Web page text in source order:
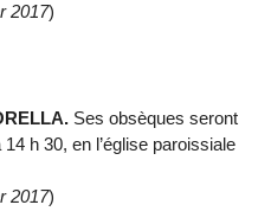
2017)
Ses obsèques seront
h 30, en l’église paroissiale
2017)